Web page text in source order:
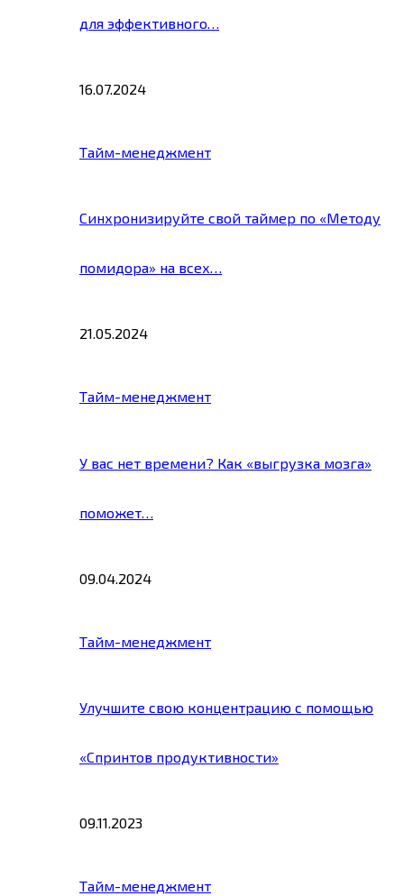
для эффективного…
16.07.2024
Тайм-менеджмент
Синхронизируйте свой таймер по «Методу
помидора» на всех…
21.05.2024
Тайм-менеджмент
У вас нет времени? Как «выгрузка мозга»
поможет…
09.04.2024
Тайм-менеджмент
Улучшите свою концентрацию с помощью
«Спринтов продуктивности»
09.11.2023
Тайм-менеджмент